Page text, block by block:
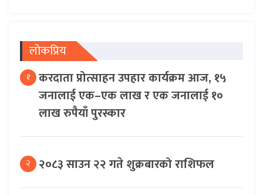
लोकप्रिय
१ करदाता प्रोत्साहन उपहार कार्यक्रम आज, १५
जनालाई एक–एक लाख र एक जनालाई १०
लाख रुपैयाँ पुरस्कार
२ २०८३ साउन २२ गते शुक्रबारको राशिफल